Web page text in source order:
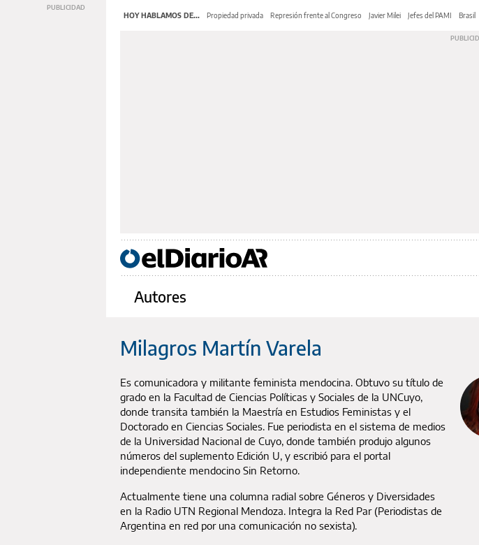
HOY HABLAMOS DE... Propiedad privada Represión frente al Congreso Javier Milei Jefes del PAMI Brasil
Autores
Milagros Martín Varela
Es comunicadora y militante feminista mendocina. Obtuvo su título de
grado en la Facultad de Ciencias Políticas y Sociales de la UNCuyo,
donde transita también la Maestría en Estudios Feministas y el
Doctorado en Ciencias Sociales. Fue periodista en el sistema de medios
de la Universidad Nacional de Cuyo, donde también produjo algunos
números del suplemento Edición U, y escribió para el portal
independiente mendocino Sin Retorno.
Actualmente tiene una columna radial sobre Géneros y Diversidades
en la Radio UTN Regional Mendoza. Integra la Red Par (Periodistas de
Argentina en red por una comunicación no sexista).